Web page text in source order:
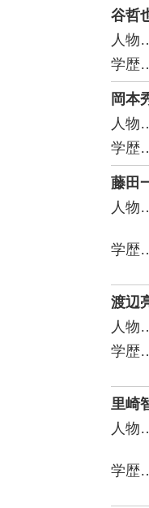
谷哲
人物
学歴
岡本
人物
学歴
藤田
人物
学歴
渡辺
人物
学歴
里崎
人物
学歴